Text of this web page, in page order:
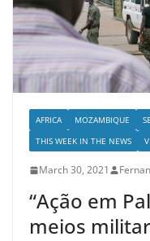
AFRICA MOZAMBIQUE
THIS WEEK IN THE NEWS
March 30, 2021
“Ação em
meios